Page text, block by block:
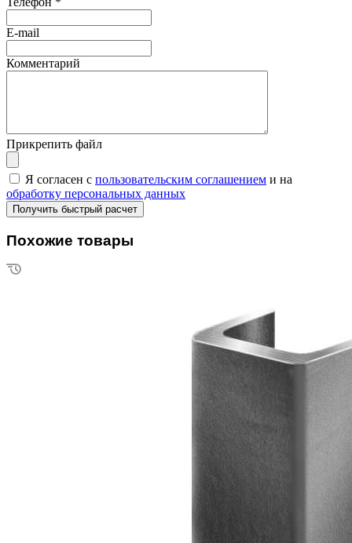
E-mail
Комментарий
Прикрепить файл
Я согласен с пользовательским соглашением и на
обработку персональных данных
Похожие товары